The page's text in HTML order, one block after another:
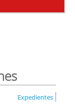
Expedientes